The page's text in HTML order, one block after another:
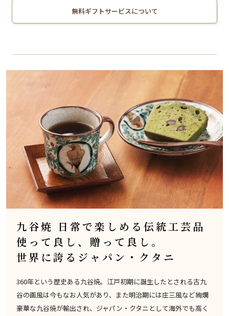
無料ギフトサービスについて
九谷焼 日常で楽しめる伝統工芸品
使って良し、贈って良し。
世界に誇るジャパン・クタニ
360年という歴史ある九谷焼。江戸初期に誕生したとされる古九
谷の画風は今もなお人気があり、また明治期には庄三風など絢爛
豪華な九谷焼が輸出され、ジャパン・クタニとして海外でも高く